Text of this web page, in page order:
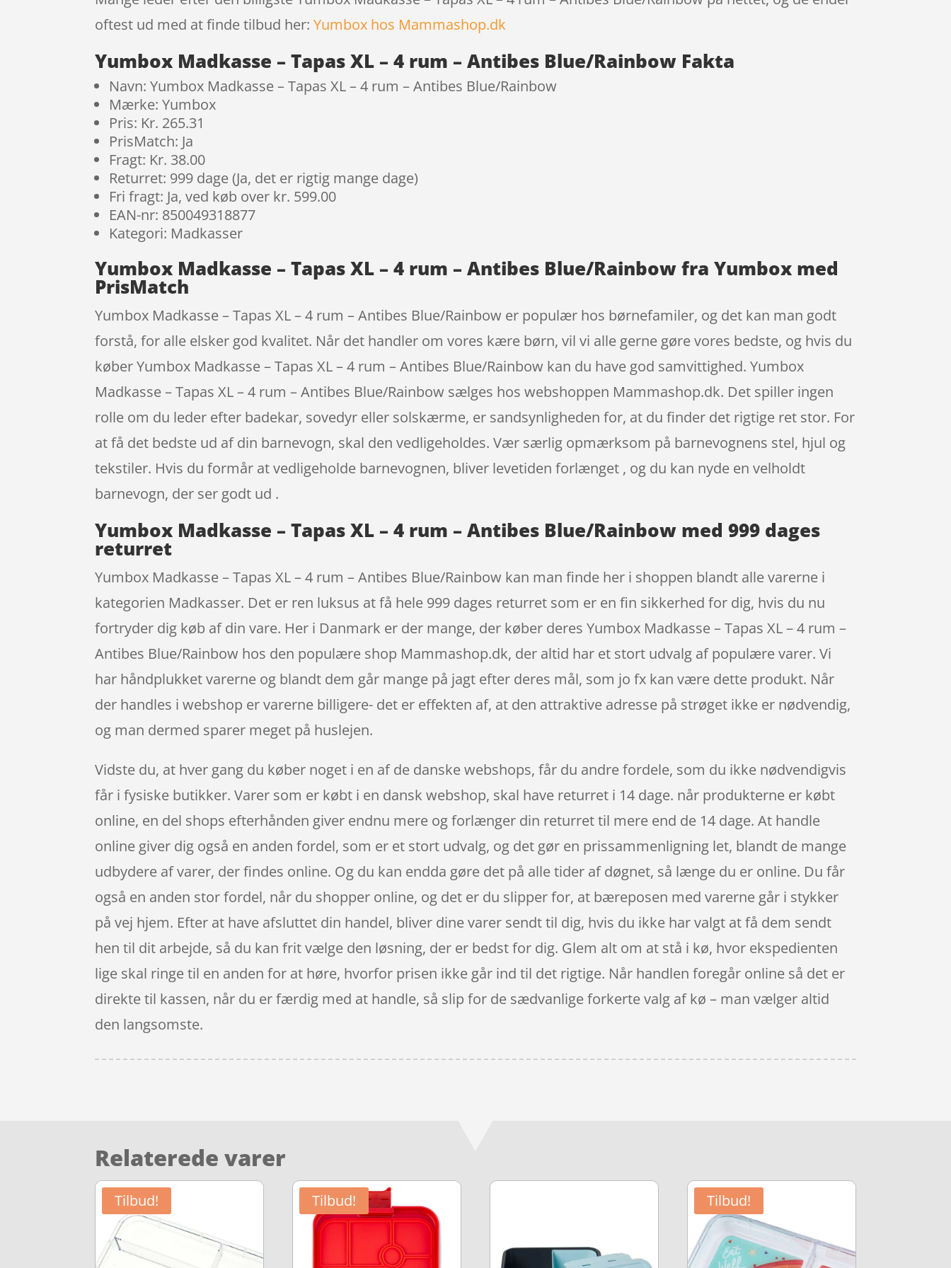
oftest ud med at finde tilbud her:Yumbox hos Mammashop.dk
Yumbox Madkasse – Tapas XL – 4 rum – Antibes Blue/Rainbow Fakta
Navn: Yumbox Madkasse – Tapas XL – 4 rum – Antibes Blue/Rainbow
Mærke: Yumbox
Pris: Kr. 265.31
PrisMatch: Ja
Fragt: Kr. 38.00
Returret: 999 dage (Ja, det er rigtig mange dage)
Fri fragt: Ja, ved køb over kr. 599.00
EAN-nr: 850049318877
Kategori: Madkasser
Yumbox Madkasse – Tapas XL – 4 rum – Antibes Blue/Rainbow fra Yumbox med
PrisMatch
Yumbox Madkasse – Tapas XL – 4 rum – Antibes Blue/Rainbow er populær hos børnefamiler, og det kan man godt
forstå, for alle elsker god kvalitet. Når det handler om vores kære børn, vil vi alle gerne gøre vores bedste, og hvis du
køber Yumbox Madkasse – Tapas XL – 4 rum – Antibes Blue/Rainbow kan du have god samvittighed. Yumbox
Madkasse – Tapas XL – 4 rum – Antibes Blue/Rainbow sælges hos webshoppen Mammashop.dk. Det spiller ingen
rolle om du leder efter badekar, sovedyr eller solskærme, er sandsynligheden for, at du finder det rigtige ret stor. For
at få det bedste ud af din barnevogn, skal den vedligeholdes. Vær særlig opmærksom på barnevognens stel, hjul og
tekstiler. Hvis du formår at vedligeholde barnevognen, bliver levetiden forlænget , og du kan nyde en velholdt
barnevogn, der ser godt ud .
Yumbox Madkasse – Tapas XL – 4 rum – Antibes Blue/Rainbow med 999 dages
returret
Yumbox Madkasse – Tapas XL – 4 rum – Antibes Blue/Rainbow kan man finde her i shoppen blandt alle varerne i
kategorien Madkasser. Det er ren luksus at få hele 999 dages returret som er en fin sikkerhed for dig, hvis du nu
fortryder dig køb af din vare. Her i Danmark er der mange, der køber deres Yumbox Madkasse – Tapas XL – 4 rum –
Antibes Blue/Rainbow hos den populære shop Mammashop.dk, der altid har et stort udvalg af populære varer. Vi
har håndplukket varerne og blandt dem går mange på jagt efter deres mål, som jo fx kan være dette produkt. Når
der handles i webshop er varerne billigere- det er effekten af, at den attraktive adresse på strøget ikke er nødvendig,
og man dermed sparer meget på huslejen.
Vidste du, at hver gang du køber noget i en af de danske webshops, får du andre fordele, som du ikke nødvendigvis
får i fysiske butikker. Varer som er købt i en dansk webshop, skal have returret i 14 dage. når produkterne er købt
online, en del shops efterhånden giver endnu mere og forlænger din returret til mere end de 14 dage. At handle
online giver dig også en anden fordel, som er et stort udvalg, og det gør en prissammenligning let, blandt de mange
udbydere af varer, der findes online. Og du kan endda gøre det på alle tider af døgnet, så længe du er online. Du får
også en anden stor fordel, når du shopper online, og det er du slipper for, at bæreposen med varerne går i stykker
på vej hjem. Efter at have afsluttet din handel, bliver dine varer sendt til dig, hvis du ikke har valgt at få dem sendt
hen til dit arbejde, så du kan frit vælge den løsning, der er bedst for dig. Glem alt om at stå i kø, hvor ekspedienten
lige skal ringe til en anden for at høre, hvorfor prisen ikke går ind til det rigtige. Når handlen foregår online så det er
direkte til kassen, når du er færdig med at handle, så slip for de sædvanlige forkerte valg af kø – man vælger altid
den langsomste.
Relaterede varer
Tilbud! Tilbud! Tilbud!